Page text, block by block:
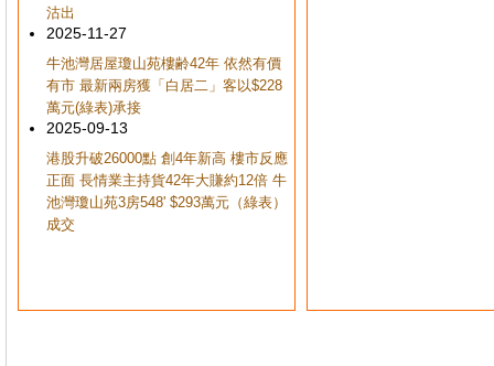
沽出
2025-11-27
牛池灣居屋瓊山苑樓齢42年 依然有價
有市 最新兩房獲「白居二」客以$228
萬元(綠表)承接
2025-09-13
港股升破26000點 創4年新高 樓市反應
正面 長情業主持貨42年大賺約12倍 牛
池灣瓊山苑3房548' $293萬元（綠表）
成交